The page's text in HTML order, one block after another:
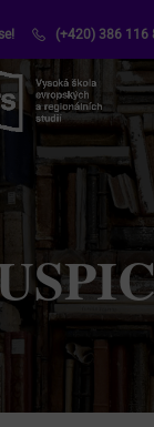
(+420) 386 116